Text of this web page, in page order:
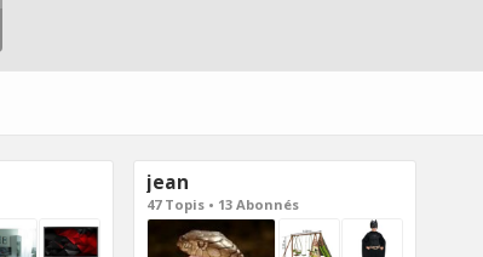
jean
47 Topis • 13 Abonnés